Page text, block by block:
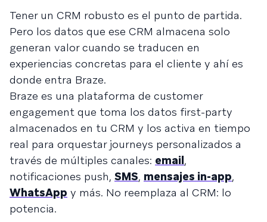
Tener un CRM robusto es el punto de partida.
Pero los datos que ese CRM almacena solo
generan valor cuando se traducen en
experiencias concretas para el cliente y ahí es
donde entra Braze.
Braze es una plataforma de customer
engagement que toma los datos first-party
almacenados en tu CRM y los activa en tiempo
real para orquestar journeys personalizados a
través de múltiples canales: email,
notificaciones push, SMS, mensajes in-app,
WhatsApp y más. No reemplaza al CRM: lo
potencia.